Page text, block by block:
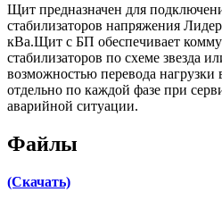
Щит предназначен для
стабилизаторов напряжения
кВа.Щит с БП обеспечивает
стабилизаторов по схеме звезда
возможностью перевода нагрузки
отдельно по каждой фазе при
аварийной ситуации.
Файлы
(Скачать)